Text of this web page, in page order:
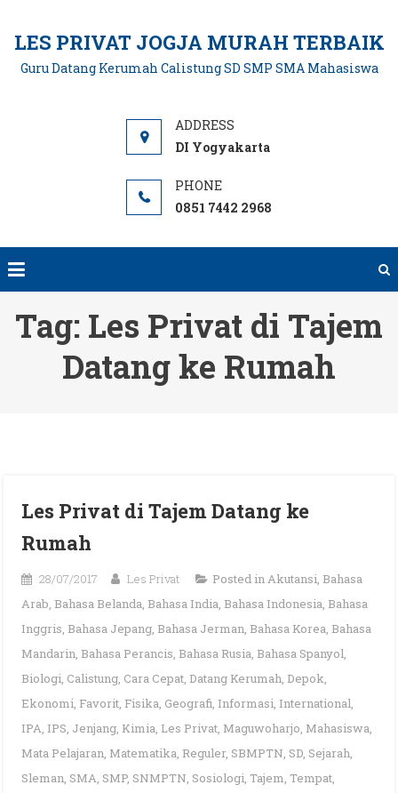
content
LES PRIVAT JOGJA MURAH TERBAIK
Guru Datang Kerumah Calistung SD SMP SMA Mahasiswa
DI Yogyakarta
0851 7442 2968
Tag: Les Privat di Tajem
Datang ke Rumah
Les Privat di Tajem Datang ke
Rumah
28/07/2017 Les Privat Posted inAkutansi, Bahasa
Arab, Bahasa Belanda, Bahasa India, Bahasa Indonesia, Bahasa
Inggris, Bahasa Jepang, Bahasa Jerman, Bahasa Korea, Bahasa
Mandarin, Bahasa Perancis, Bahasa Rusia, Bahasa Spanyol,
Biologi, Calistung, Cara Cepat, Datang Kerumah, Depok,
Ekonomi, Favorit, Fisika, Geografi, Informasi, International,
IPA, IPS, Jenjang, Kimia, Les Privat, Maguwoharjo, Mahasiswa,
Mata Pelajaran, Matematika, Reguler, SBMPTN, SD, Sejarah,
Sleman, SMA, SMP, SNMPTN, Sosiologi, Tajem, Tempat,